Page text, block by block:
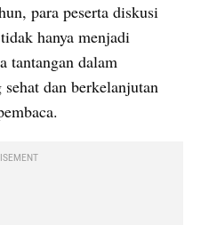
para peserta diskusi
hanya menjadi
tantangan dalam
dan berkelanjutan